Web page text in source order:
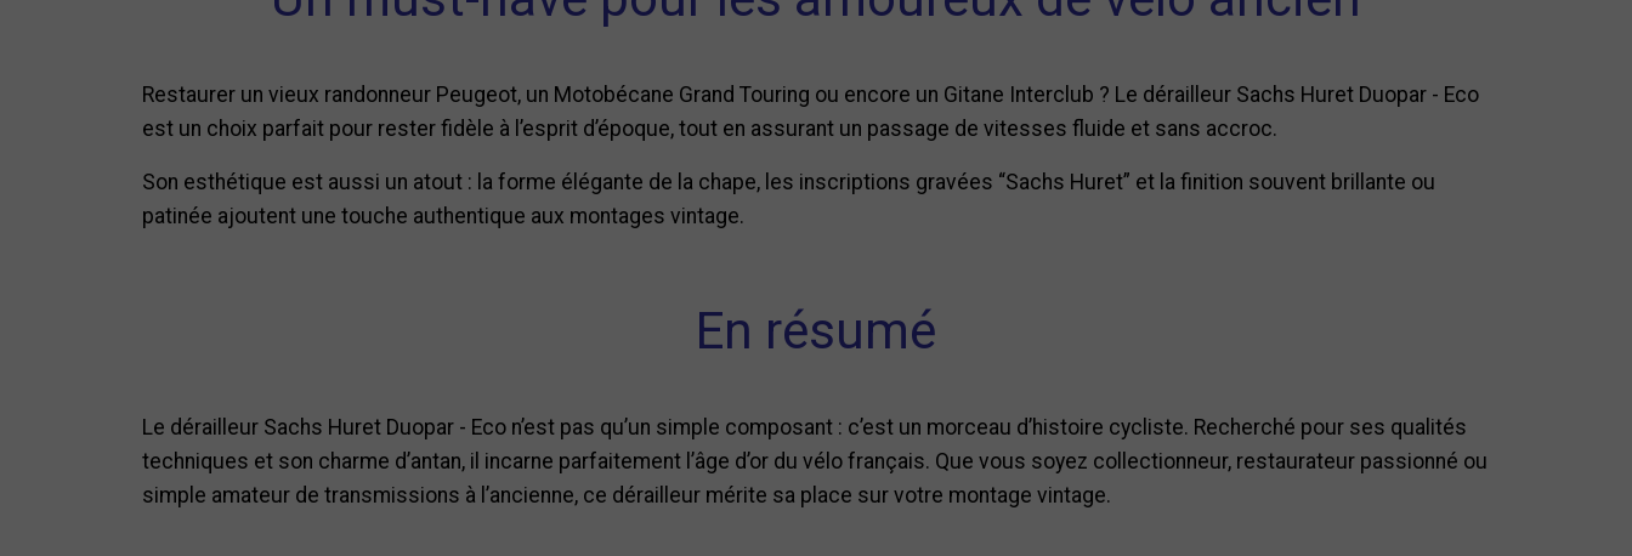
Restaurer un vieux randonneur Peugeot, un Motobécane Grand Touring ou encore un Gitane Interclub ? Le dérailleur Sachs Huret Duopar - Eco
est un choix parfait pour rester fidèle à l’esprit d’époque, tout en assurant un passage de vitesses fluide et sans accroc.
Son esthétique est aussi un atout : la forme élégante de la chape, les inscriptions gravées “Sachs Huret” et la finition souvent brillante ou
patinée ajoutent une touche authentique aux montages vintage.
En résumé
Le dérailleur Sachs Huret Duopar - Eco n’est pas qu’un simple composant : c’est un morceau d’histoire cycliste. Recherché pour ses qualités
techniques et son charme d’antan, il incarne parfaitement l’âge d’or du vélo français. Que vous soyez collectionneur, restaurateur passionné ou
simple amateur de transmissions à l’ancienne, ce dérailleur mérite sa place sur votre montage vintage.